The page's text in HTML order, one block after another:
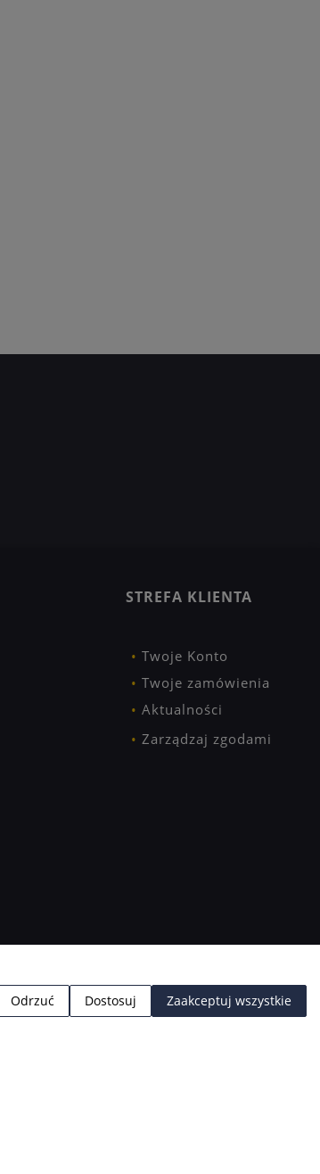
STREFA KLIENTA
Twoje Konto
Twoje zamówienia
Aktualności
Zarządzaj zgodami
Odrzuć Dostosuj
Zaakceptuj wszystkie